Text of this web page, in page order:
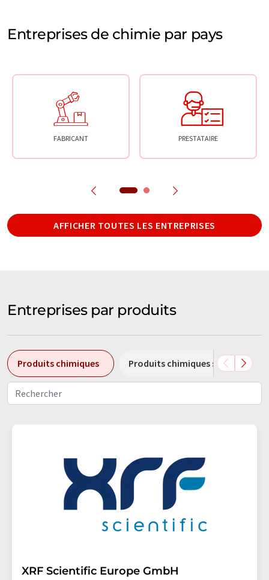
Entreprises de chimie par pays
FABRICANT PRESTATAIRE
AFFICHER TOUTES LES ENTREPRISES
Entreprises par produits
Produits chimiques Produits chimiques spéciaux
XRF Scientific Europe GmbH